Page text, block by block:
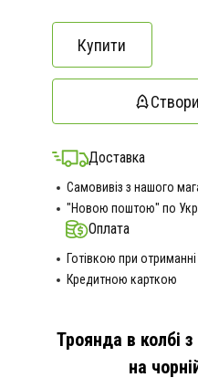
Купити
Доставка
Самовивіз з нашого
"Новою поштою" по
Оплата
Готівкою при отриманні
Кредитною карткою
Троянда в колбі
на